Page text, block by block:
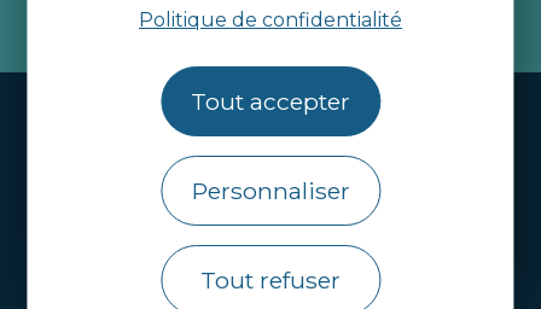
Politique de confidentialité
Tout accepter
Personnaliser
Tout refuser
je m'abonne
Handi-tourisme
Webcams
Brochures
Infos pratiques